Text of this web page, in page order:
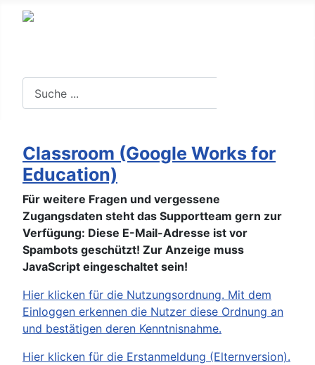
Classroom (Google Works for
Education)
Für weitere Fragen und vergessene
Zugangsdaten steht das Supportteam gern zur
Verfügung: Diese E-Mail-Adresse ist vor
Spambots geschützt! Zur Anzeige muss
JavaScript eingeschaltet sein!
Hier klicken für die Nutzungsordnung. Mit dem
Einloggen erkennen die Nutzer diese Ordnung an
und bestätigen deren Kenntnisnahme.
Hier klicken für die Erstanmeldung (Elternversion).